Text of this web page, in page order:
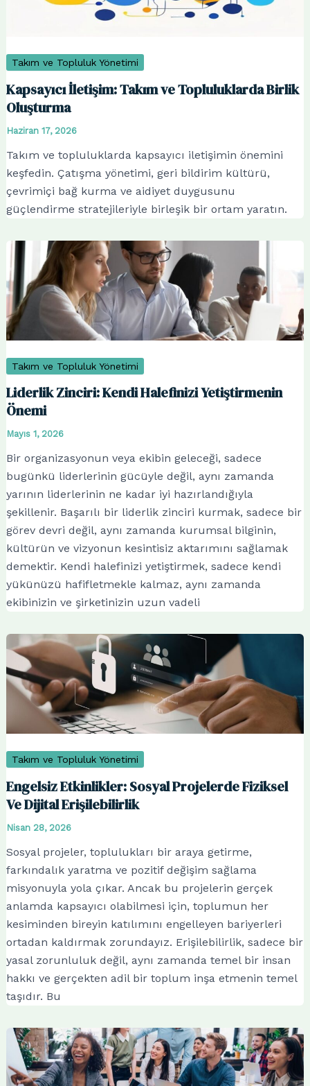
Takım ve Topluluk Yönetimi
Kapsayıcı İletişim: Takım ve Topluluklarda Birlik
Oluşturma
Haziran 17, 2026
Takım ve topluluklarda kapsayıcı iletişimin önemini
keşfedin. Çatışma yönetimi, geri bildirim kültürü,
çevrimiçi bağ kurma ve aidiyet duygusunu
güçlendirme stratejileriyle birleşik bir ortam yaratın.
Takım ve Topluluk Yönetimi
Liderlik Zinciri: Kendi Halefinizi Yetiştirmenin
Önemi
Mayıs 1, 2026
Bir organizasyonun veya ekibin geleceği, sadece
bugünkü liderlerinin gücüyle değil, aynı zamanda
yarının liderlerinin ne kadar iyi hazırlandığıyla
şekillenir. Başarılı bir liderlik zinciri kurmak, sadece bir
görev devri değil, aynı zamanda kurumsal bilginin,
kültürün ve vizyonun kesintisiz aktarımını sağlamak
demektir. Kendi halefinizi yetiştirmek, sadece kendi
yükünüzü hafifletmekle kalmaz, aynı zamanda
ekibinizin ve şirketinizin uzun vadeli
Takım ve Topluluk Yönetimi
Engelsiz Etkinlikler: Sosyal Projelerde Fiziksel
Ve Dijital Erişilebilirlik
Nisan 28, 2026
Sosyal projeler, toplulukları bir araya getirme,
farkındalık yaratma ve pozitif değişim sağlama
misyonuyla yola çıkar. Ancak bu projelerin gerçek
anlamda kapsayıcı olabilmesi için, toplumun her
kesiminden bireyin katılımını engelleyen bariyerleri
ortadan kaldırmak zorundayız. Erişilebilirlik, sadece bir
yasal zorunluluk değil, aynı zamanda temel bir insan
hakkı ve gerçekten adil bir toplum inşa etmenin temel
taşıdır. Bu